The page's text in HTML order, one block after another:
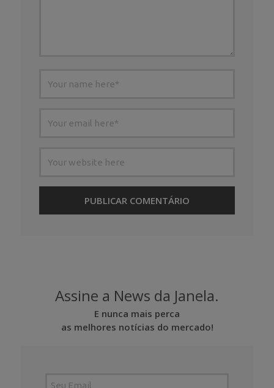
Assine a News da Janela.
E nunca mais perca
as melhores notícias do mercado!